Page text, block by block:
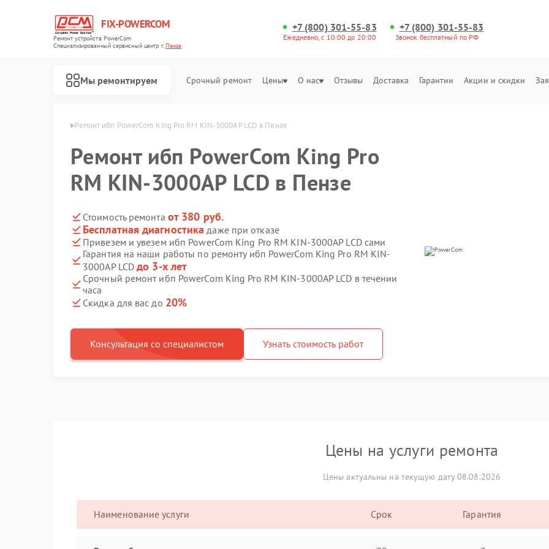
FIX-POWERCOM
Ремонт устройств PowerCom
Специализированный cервисный центр г.Пенза
+7 (800) 301-55-83
Ежедневно, с 10:00 до 20:00
+7 (800) 301-55-83
Звонок бесплатный по РФ
Мы ремонтируем Срочный ремонт Цены О нас Отзывы Доставка Гарантии Акции и скидки
PowerCom в Пензе Ремонт ибп PowerCom King Pro RM KIN-3000AP LCD в Пензе
Ремонт ибп PowerCom King Pro
RM KIN-3000AP LCD в Пензе
Стоимость ремонта от 380 руб.
Бесплатная диагностика даже при отказе
Привезем и увезем ибп PowerCom King Pro RM KIN-3000AP LCD сами
Гарантия на наши работы по ремонту ибп PowerCom King Pro RM KIN-
3000AP LCDдо 3-х лет
Срочный ремонт ибп PowerCom King Pro RM KIN-3000AP LCD в течении
часа
Скидка для вас до 20%
Консультация со специалистом Узнать стоимость работ
Цены на услуги ремонта
Цены актуальны на текущую дату 08.08.2026
Наименование услуги Срок Гарантия